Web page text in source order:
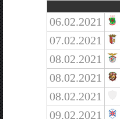
06.02.2021
07.02.2021
08.02.2021
08.02.2021
08.02.2021
09.02.2021